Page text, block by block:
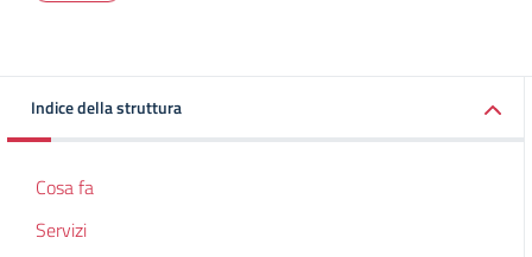
Indice della struttura
Cosa fa
Servizi